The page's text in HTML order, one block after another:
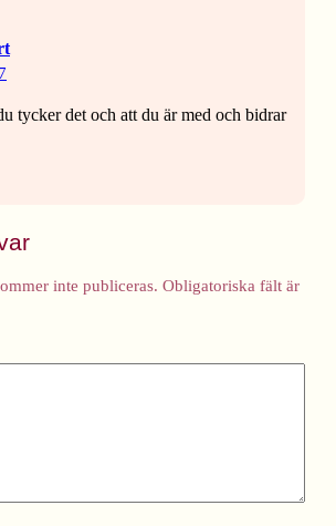
tycker det och att du är med och bidrar
inte publiceras. Obligatoriska fält är